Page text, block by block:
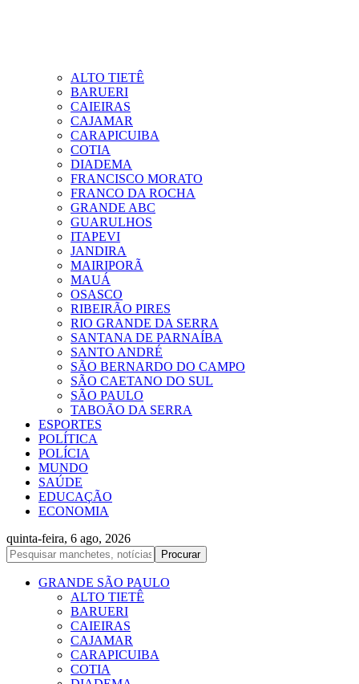
ALTO TIETÊ
BARUERI
CAIEIRAS
CAJAMAR
CARAPICUIBA
COTIA
DIADEMA
FRANCISCO MORATO
FRANCO DA ROCHA
GRANDE ABC
GUARULHOS
ITAPEVI
JANDIRA
MAIRIPORÃ
MAUÁ
OSASCO
RIBEIRÃO PIRES
RIO GRANDE DA SERRA
SANTANA DE PARNAÍBA
SANTO ANDRÉ
SÃO BERNARDO DO CAMPO
SÃO CAETANO DO SUL
SÃO PAULO
TABOÃO DA SERRA
ESPORTES
POLÍTICA
POLÍCIA
MUNDO
SAÚDE
EDUCAÇÃO
ECONOMIA
quinta-feira, 6 ago, 2026
GRANDE SÃO PAULO
ALTO TIETÊ
BARUERI
CAIEIRAS
CAJAMAR
CARAPICUIBA
COTIA